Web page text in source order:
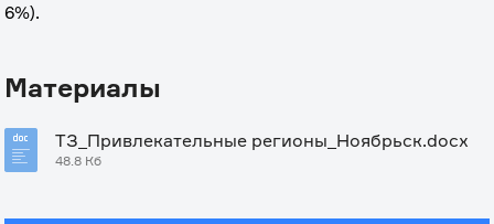
6%).
Материалы
ТЗ_Привлекательные регионы_Ноябрьск.docx
48.8 Кб